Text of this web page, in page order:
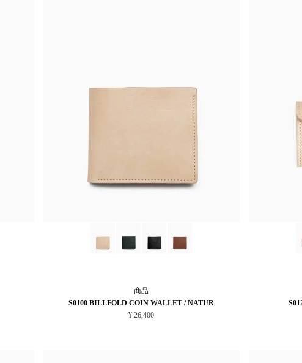
商品
S0100 BILLFOLD COIN WALLET / NATUR
¥ 26,400